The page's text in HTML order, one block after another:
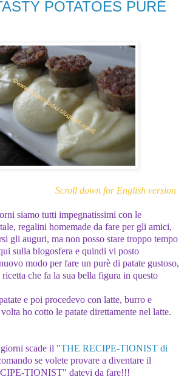
POTATOES PURÉ
Scroll down for English version
siamo tutti impegnatissimi con le
regalini homemade da fare per gli amici,
gli auguri, ma non posso stare troppo tempo
sulla blogosfera e quindi vi posto
modo per fare un purè di patate gustoso,
che fa la sua bella figura in questo
e poi procedevo con latte, burro e
ho cotto le patate direttamente nel latte.
scade il "THE RECIPE-TIONIST di
se volete provare a diventare il
TIONIST" datevi da fare!!!